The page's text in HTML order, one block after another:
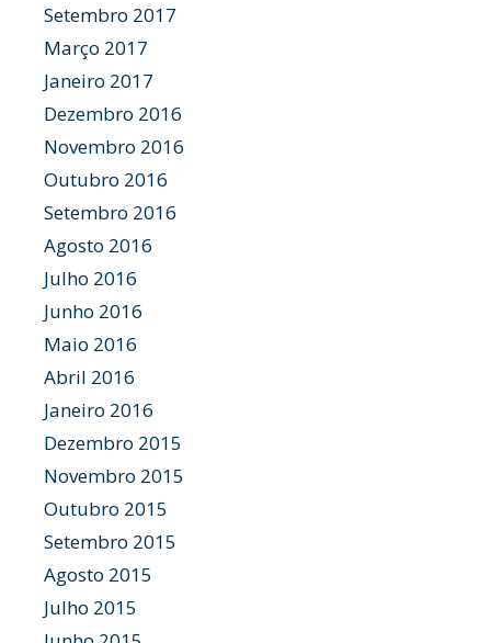
Setembro 2017
Março 2017
Janeiro 2017
Dezembro 2016
Novembro 2016
Outubro 2016
Setembro 2016
Agosto 2016
Julho 2016
Junho 2016
Maio 2016
Abril 2016
Janeiro 2016
Dezembro 2015
Novembro 2015
Outubro 2015
Setembro 2015
Agosto 2015
Julho 2015